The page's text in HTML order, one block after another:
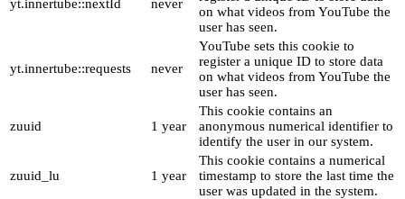
yt.innertube::nextId never
on what videos from YouTube the
user has seen.
yt.innertube::requests never
YouTube sets this cookie to
register a unique ID to store data
on what videos from YouTube the
user has seen.
zuuid 1 year
This cookie contains an
anonymous numerical identifier to
identify the user in our system.
zuuid_lu 1 year
This cookie contains a numerical
timestamp to store the last time the
user was updated in the system.